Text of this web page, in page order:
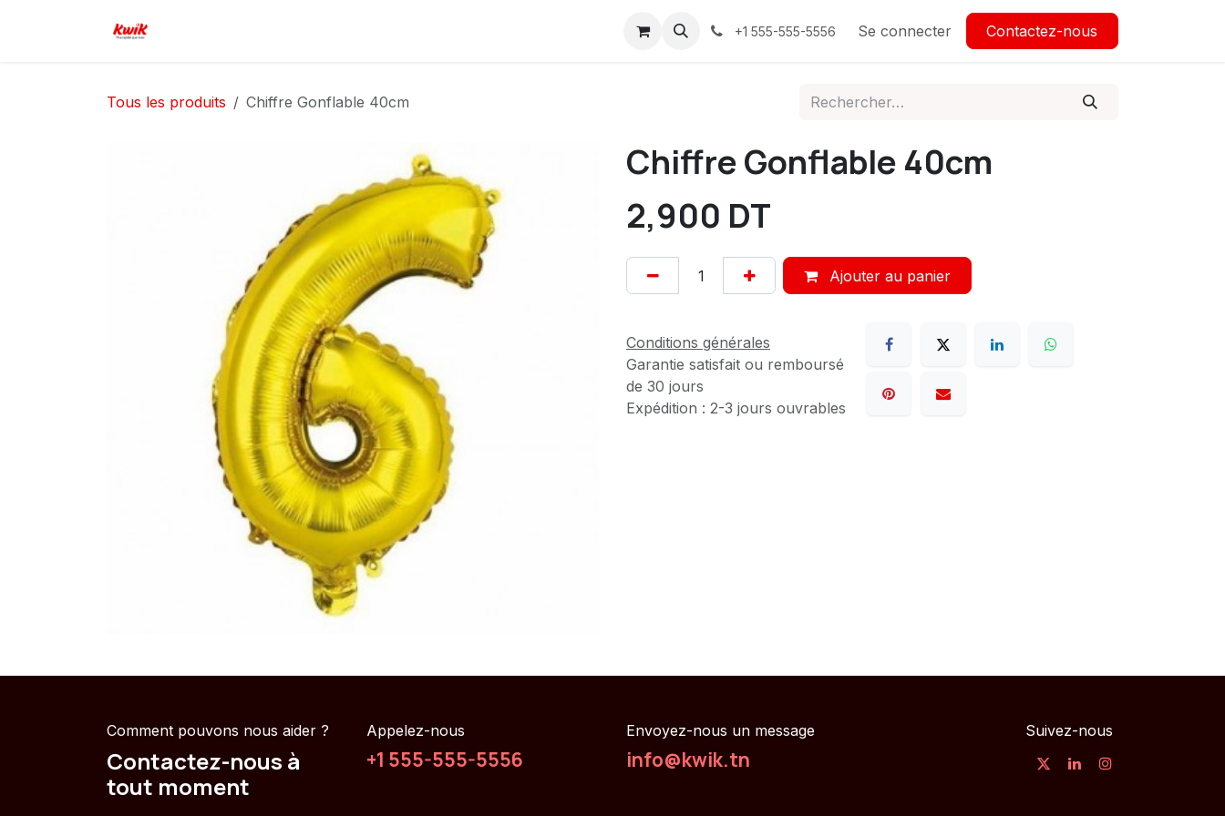
Contactez-nous Confidentialité+1 555-555-5556 Se connecter Contactez-nous
Tous les produits Chiffre Gonflable 40cm
Chiffre Gonflable 40cm
2,900 DT
Ajouter au panier
Conditions générales
Garantie satisfait ou remboursé
de 30 jours
Expédition : 2-3 jours ouvrables
Comment pouvons nous aider ?
Contactez-nous à
tout moment
Appelez-nous
+1 555-555-5556
Envoyez-nous un message
info@kwik.tn
Suivez-nous